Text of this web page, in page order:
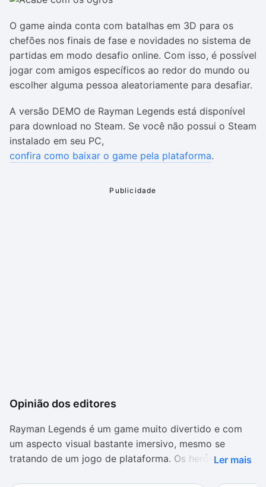
O game ainda conta com batalhas em 3D para os
chefões nos finais de fase e novidades no sistema de
partidas em modo desafio online. Com isso, é possível
jogar com amigos específicos ao redor do mundo ou
escolher alguma pessoa aleatoriamente para desafiar.
A versão DEMO de Rayman Legends está disponível
para download no Steam. Se você não possui o Steam
instalado em seu PC,
confira como baixar o game pela plataforma.
Opinião dos editores
Rayman Legends é um game muito divertido e com
um aspecto visual bastante imersivo, mesmo se
tratando de um jogo de plataforma. Os heróis daLer mais